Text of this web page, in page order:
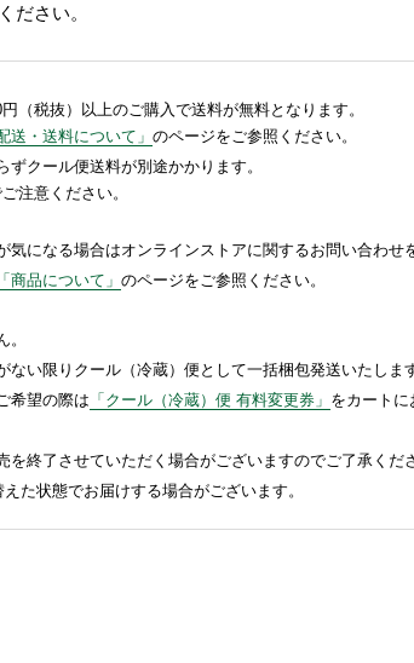
ださい。
（税抜）以上のご購入で送料が無料となります。
送・送料について」 のページをご参照ください。
ずクール便送料が別途かかります。
注意ください。
になる場合はオンラインストアに関するお問い合わせ
「商品について」 のページをご参照ください。
い限りクール（冷蔵）便として一括梱包発送いたします
希望の際は 「クール（冷蔵）便 有料変更券」 をカートに
終了させていただく場合がございますのでご了承くだ
た状態でお届けする場合がございます。